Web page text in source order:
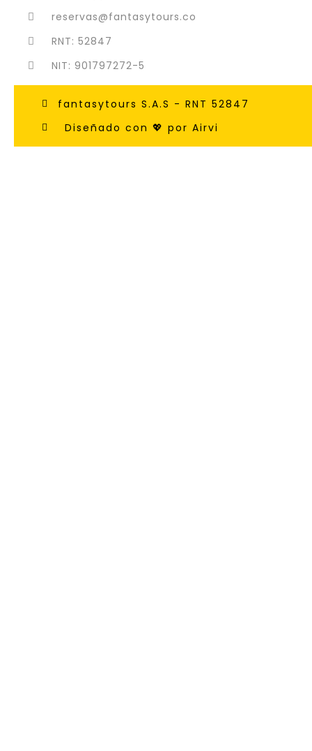
reservas@fantasytours.co
RNT: 52847
NIT: 901797272-5
fantasytours S.A.S - RNT 52847
Diseñado con 💖 por Airvi